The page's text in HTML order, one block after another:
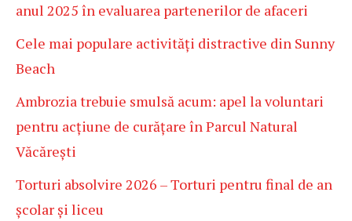
anul 2025 în evaluarea partenerilor de afaceri
Cele mai populare activități distractive din Sunny
Beach
Ambrozia trebuie smulsă acum: apel la voluntari
pentru acțiune de curățare în Parcul Natural
Văcărești
Torturi absolvire 2026 – Torturi pentru final de an
școlar și liceu